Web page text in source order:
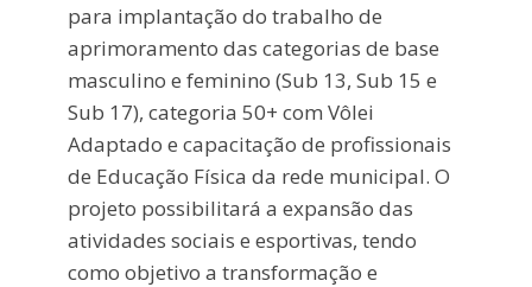
para implantação do trabalho de
aprimoramento das categorias de base
masculino e feminino (Sub 13, Sub 15 e
Sub 17), categoria 50+ com Vôlei
Adaptado e capacitação de profissionais
de Educação Física da rede municipal. O
projeto possibilitará a expansão das
atividades sociais e esportivas, tendo
como objetivo a transformação e